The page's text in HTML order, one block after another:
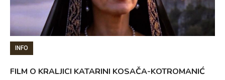
INFO
FILM O KRALJICI KATARINI KOSAČA-KOTROMANIĆ